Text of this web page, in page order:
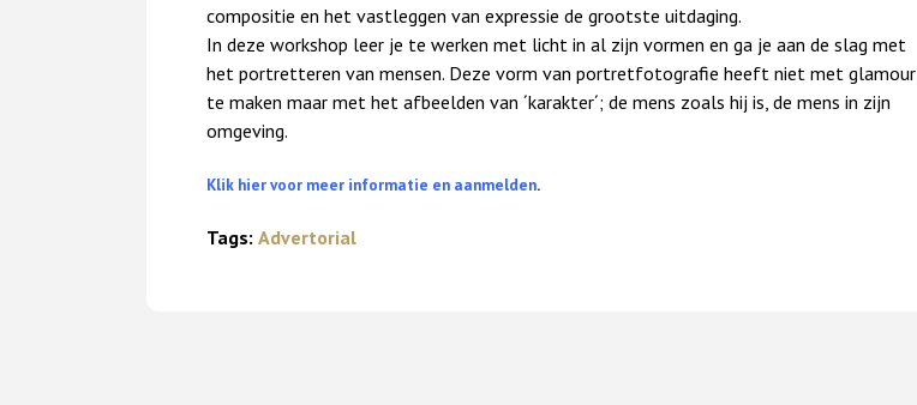
compositie en het vastleggen van expressie de grootste uitdaging.
In deze workshop leer je te werken met licht in al zijn vormen en ga je aan de slag met
het portretteren van mensen. Deze vorm van portretfotografie heeft niet met glamour
te maken maar met het afbeelden van ´karakter´; de mens zoals hij is, de mens in zijn
omgeving.
Klik hier voor meer informatie en aanmelden.
Tags: Advertorial